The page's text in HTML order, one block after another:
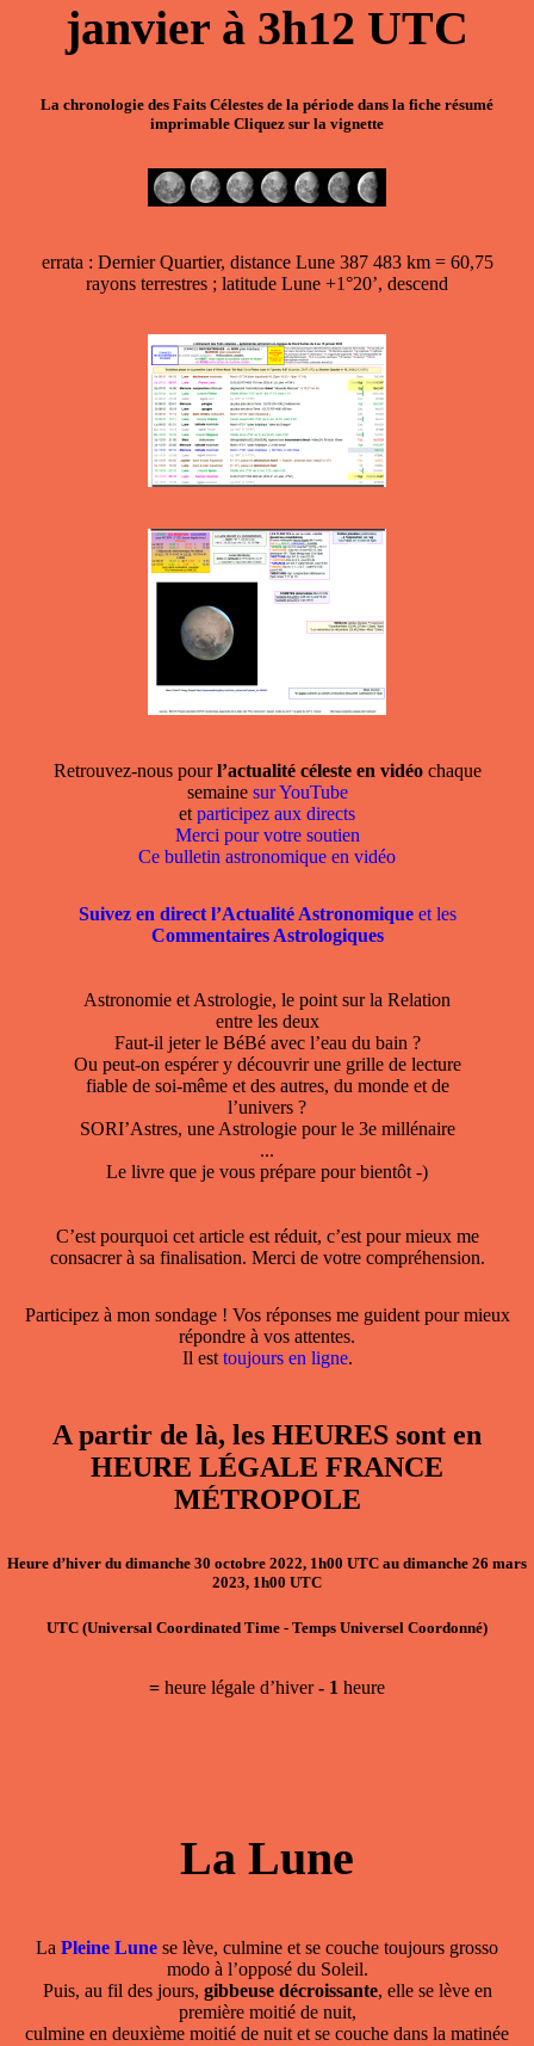
janvier à 3h12 UTC
La chronologie des Faits Célestes de la période dans la fiche résumé
imprimable Cliquez sur la vignette
errata : Dernier Quartier, distance Lune 387 483 km = 60,75
rayons terrestres ; latitude Lune +1°20’, descend
Retrouvez-nous pourl’actualité céleste en vidéochaque
semaine sur YouTube
et participez aux directs
Merci pour votre soutien
Ce bulletin astronomique en vidéo
Suivez en direct l’Actualité Astronomiqueet les
Commentaires Astrologiques
Astronomie et Astrologie, le point sur la Relation
entre les deux
Faut-il jeter le BéBé avec l’eau du bain ?
Ou peut-on espérer y découvrir une grille de lecture
fiable de soi-même et des autres, du monde et de
l’univers ?
SORI’Astres, une Astrologie pour le 3e millénaire
...
Le livre que je vous prépare pour bientôt -)
C’est pourquoi cet article est réduit, c’est pour mieux me
consacrer à sa finalisation. Merci de votre compréhension.
Participez à mon sondage ! Vos réponses me guident pour mieux
répondre à vos attentes.
Il est toujours en ligne.
A partir de là, les HEURES sont en
HEURE LÉGALE FRANCE
MÉTROPOLE
Heure d’hiver du dimanche 30 octobre 2022, 1h00 UTC au dimanche 26 mars
2023, 1h00 UTC
UTC (Universal Coordinated Time - Temps Universel Coordonné)
= heure légale d’hiver- 1 heure
La Lune
La Pleine Lune se lève, culmine et se couche toujours grosso
modo à l’opposé du Soleil.
Puis, au fil des jours, gibbeuse décroissante, elle se lève en
première moitié de nuit,
culmine en deuxième moitié de nuit et se couche dans la matinée